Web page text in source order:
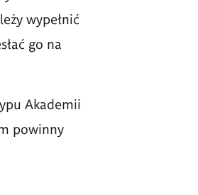
wypełnić
go na
Akademii
powinny